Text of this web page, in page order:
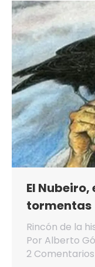
El Nubeiro,
tormentas
Rincón de la
Por Alberto
2 Comentarios